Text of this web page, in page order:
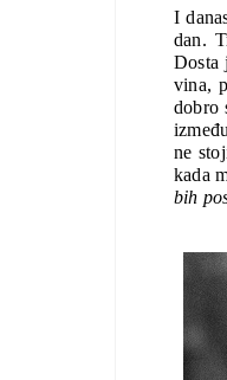
I
dan.
Dosta
vina,
dobro
ne
kada
bih